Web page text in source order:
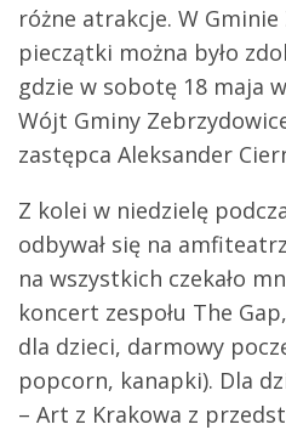
różne atrakcje. W
pieczątki można było
gdzie w sobotę 18 maja
Wójt Gminy
zastępca Aleksander
Z kolei w niedzielę
odbywał się na
na wszystkich czekało
koncert zespołu The
dla dzieci, darmowy
popcorn, kanapki). Dla
– Art z Krakowa z